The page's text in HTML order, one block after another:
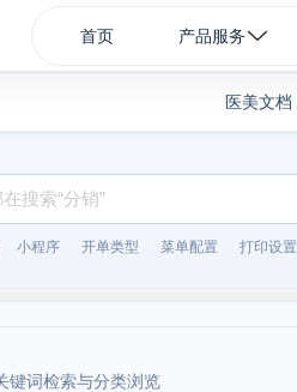
首页 产品服务
医美文档
小程序 开单类型 菜单配置 打印设置
键词检索与分类浏览